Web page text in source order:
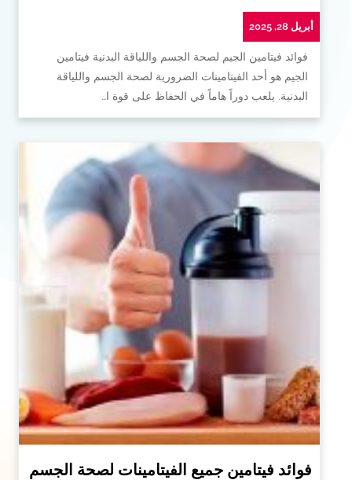
أبريل 28, 2025
فوائد فيتامين الجيم لصحة الجسم واللياقة البدنية فيتامين
الجيم هو أحد الفيتامينات الضرورية لصحة الجسم واللياقة
البدنية. يلعب دوراً هاماً في الحفاظ على قوة ا…
فوائد فيتامين جميع الفيتامينات لصحة الجسم